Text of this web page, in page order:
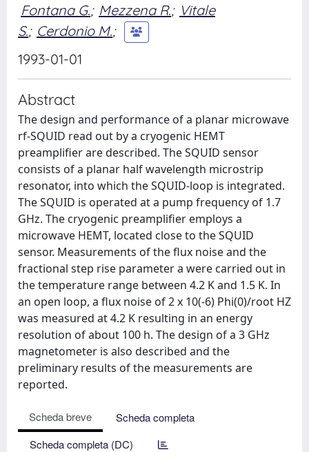
Fontana G.; Mezzena R.; Vitale
S.; Cerdonio M.;
1993-01-01
Abstract
The design and performance of a planar microwave
rf-SQUID read out by a cryogenic HEMT
preamplifier are described. The SQUID sensor
consists of a planar half wavelength microstrip
resonator, into which the SQUID-loop is integrated.
The SQUID is operated at a pump frequency of 1.7
GHz. The cryogenic preamplifier employs a
microwave HEMT, located close to the SQUID
sensor. Measurements of the flux noise and the
fractional step rise parameter a were carried out in
the temperature range between 4.2 K and 1.5 K. In
an open loop, a flux noise of 2 x 10(-6) Phi(0)/root HZ
was measured at 4.2 K resulting in an energy
resolution of about 100 h. The design of a 3 GHz
magnetometer is also described and the
preliminary results of the measurements are
reported.
Scheda breve
Scheda completa
Scheda completa (DC)